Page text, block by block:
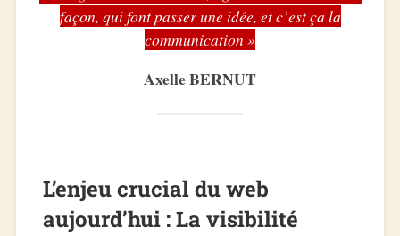
façon, qui font passer une idée, et c’est ça la
communication »
Axelle BERNUT
L’enjeu crucial du web
aujourd’hui : La visibilité